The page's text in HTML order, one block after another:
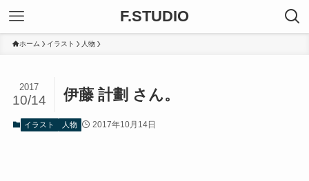
F.STUDIO
ホーム イラスト 人物
伊藤 計劃 さん。
2017
10/14
イラスト 人物 2017年10月14日